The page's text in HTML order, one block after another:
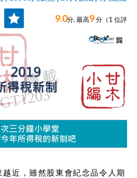
追
蹤
9.0分, 最高9分（1 位評
分）
近，雖然股東會紀念品令人期